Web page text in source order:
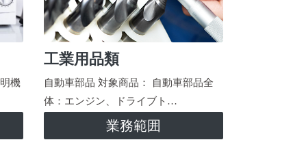
機
工業用品類
自動車部品 対象商品： 自動車部品全
体：エンジン、ドライブト…
業務範囲